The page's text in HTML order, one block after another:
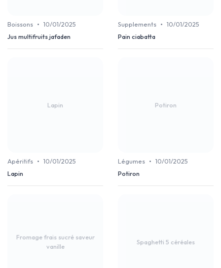
Boissons • 10/01/2025
Jus multifruits jafaden
Supplements • 10/01/2025
Pain ciabatta
Lapin
Apéritifs • 10/01/2025
Lapin
Potiron
Légumes • 10/01/2025
Potiron
Fromage frais sucré saveur
vanille
Spaghetti 5 céréales